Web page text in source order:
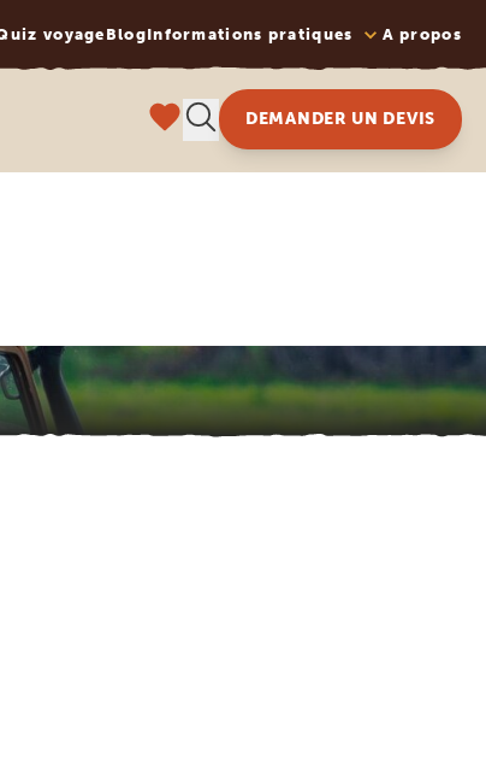
voyage BlogInformations pratiques A propos
DEMANDER UN DEVIS